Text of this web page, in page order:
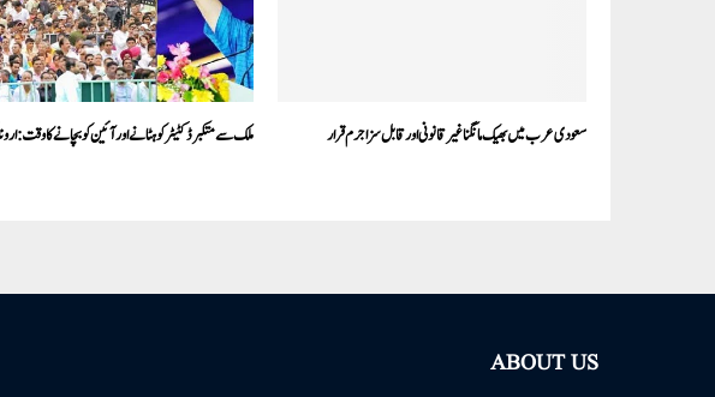
سعودی عرب میں بھیک مانگنا غیر قانونی اور قابل سزا جرم قرار ملک سے متکبر ڈکٹیٹر کو ہٹانے اور آئین کو بچانے کا وقت :
ABOUT US